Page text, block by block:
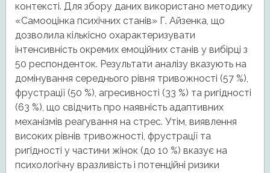
контексті. Для збору даних використано методику
«Самооцінка психічних станів» Г. Айзенка, що
дозволила кількісно охарактеризувати
інтенсивність окремих емоційних станів у вибірці з
50 респонденток. Результати аналізу вказують на
домінування середнього рівня тривожності (57 %),
фрустрації (50 %), агресивності (33 %) та ригідності
(63 %), що свідчить про наявність адаптивних
механізмів реагування на стрес. Утім, виявлення
високих рівнів тривожності, фрустрації та
ригідності у частини жінок (до 10 %) вказує на
психологічну вразливість і потенційні ризики